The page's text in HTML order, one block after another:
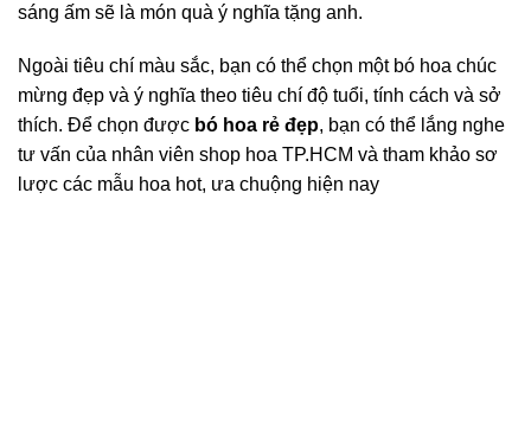
sáng ấm sẽ là món quà ý nghĩa tặng anh.
Ngoài tiêu chí màu sắc, bạn có thể chọn một bó hoa chúc
mừng đẹp và ý nghĩa theo tiêu chí độ tuổi, tính cách và sở
thích. Để chọn được bó hoa rẻ đẹp, bạn có thể lắng nghe
tư vấn của nhân viên shop hoa TP.HCM và tham khảo sơ
lược các mẫu hoa hot, ưa chuộng hiện nay